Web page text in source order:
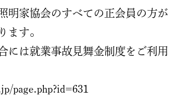
明家協会のすべての正会員の方が
ます。
には就業事故見舞金制度をご利用
page.php?id=631